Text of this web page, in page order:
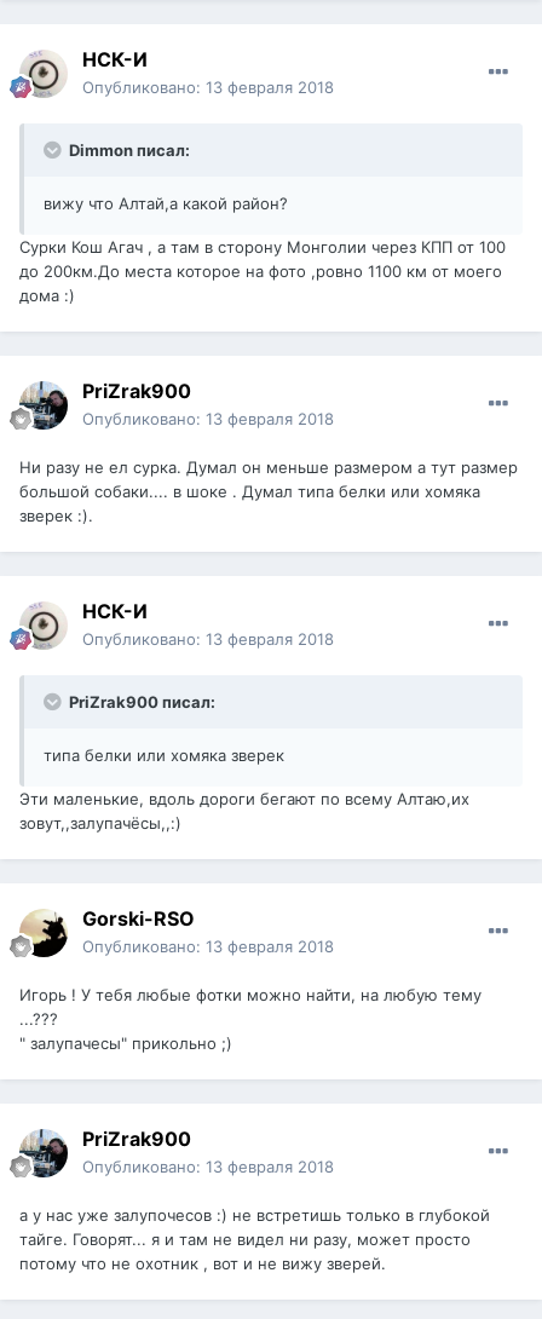
НСК-И
Опубликовано: 13 февраля 2018
Dimmon писал:
вижу что Алтай,а какой район?
Сурки Кош Агач , а там в сторону Монголии через КПП от 100
до 200км.До места которое на фото ,ровно 1100 км от моего
дома :)
PriZrak900
Опубликовано: 13 февраля 2018
Ни разу не ел сурка. Думал он меньше размером а тут размер
большой собаки.... в шоке . Думал типа белки или хомяка
зверек :).
НСК-И
Опубликовано: 13 февраля 2018
PriZrak900 писал:
типа белки или хомяка зверек
Эти маленькие, вдоль дороги бегают по всему Алтаю,их
зовут,,залупачёсы,,:)
Gorski-RSO
Опубликовано: 13 февраля 2018
Игорь ! У тебя любые фотки можно найти, на любую тему
...???
" залупачесы" прикольно ;)
PriZrak900
Опубликовано: 13 февраля 2018
а у нас уже залупочесов :) не встретишь только в глубокой
тайге. Говорят... я и там не видел ни разу, может просто
потому что не охотник , вот и не вижу зверей.